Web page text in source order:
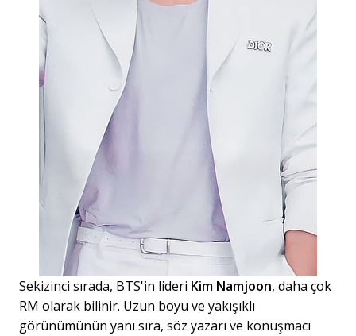
Sekizinci sırada, BTS'in lideri Kim Namjoon, daha çok
RM olarak bilinir. Uzun boyu ve yakışıklı
görünümünün yanı sıra, söz yazarı ve konuşmacı